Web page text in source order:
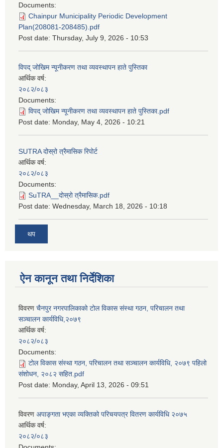
Documents:
Chainpur Municipality Periodic Development
Plan(208081-208485).pdf
Post date: Thursday, July 9, 2026 - 10:53
विपद् जोखिम न्यूनीकरण तथा व्यवस्थापन हाते पुस्तिका
आर्थिक वर्ष:
२०८२/०८३
Documents:
विपद् जोखिम न्यूनीकरण तथा व्यवस्थापन हाते पुस्तिका.pdf
Post date: Monday, May 4, 2026 - 10:21
SUTRA दोस्रो त्रैमासिक रिपोर्ट
आर्थिक वर्ष:
२०८२/०८३
Documents:
SuTRA__दोस्रो त्रैमासिक.pdf
Post date: Wednesday, March 18, 2026 - 10:18
थप
ऐन कानून तथा निर्देशिका
विवरण चैनपुर नगरपालिकाको टोल विकास संस्था गठन, परिचालन तथा
सञ्चालन कार्यविधि,२०७९
आर्थिक वर्ष:
२०८२/०८३
Documents:
टोल विकास संस्था गठन, परिचालन तथा सञ्चालन कार्यविधि, २०७९ पहिलो
संशोधन, २०८२ सहित.pdf
Post date: Monday, April 13, 2026 - 09:51
विवरण अपाङ्गता भएका व्यक्तिको परिचयपत्र वितरण कार्यविधि २०७५
आर्थिक वर्ष:
२०८२/०८३